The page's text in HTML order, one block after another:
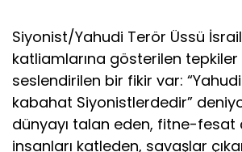
Siyonist/Yahudi Terör Üssü
katliamlarına gösterilen tepkiler
seslendirilen bir fikir var:
kabahat Siyonistlerdedir”
dünyayı talan eden, fitne-fesat
insanları katleden, savaşlar